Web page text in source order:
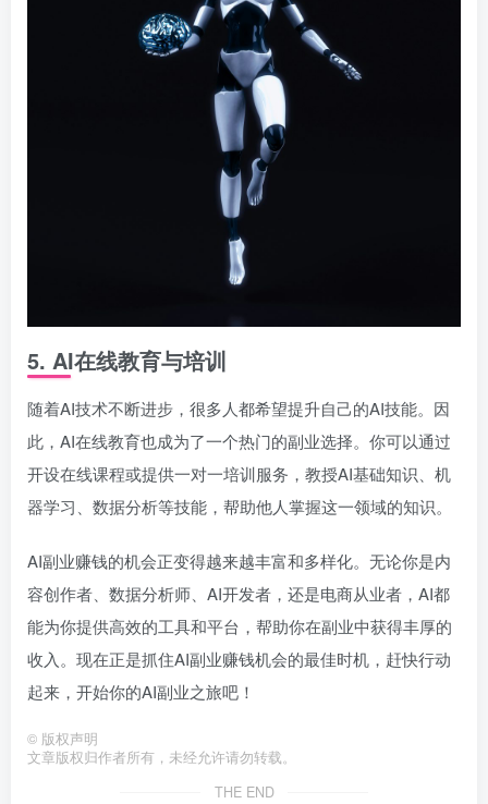
5. AI在线教育与培训
随着AI技术不断进步，很多人都希望提升自己的AI技能。因
此，AI在线教育也成为了一个热门的副业选择。你可以通过
开设在线课程或提供一对一培训服务，教授AI基础知识、机
器学习、数据分析等技能，帮助他人掌握这一领域的知识。
AI副业赚钱的机会正变得越来越丰富和多样化。无论你是内
容创作者、数据分析师、AI开发者，还是电商从业者，AI都
能为你提供高效的工具和平台，帮助你在副业中获得丰厚的
收入。现在正是抓住AI副业赚钱机会的最佳时机，赶快行动
起来，开始你的AI副业之旅吧！
© 版权声明
文章版权归作者所有，未经允许请勿转载。
THE END